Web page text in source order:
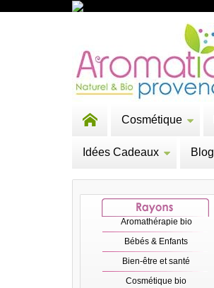
Cosmétique
Idées Cadeaux Blog
Aromathérapie bio
Bébés & Enfants
Bien-être et santé
Cosmétique bio